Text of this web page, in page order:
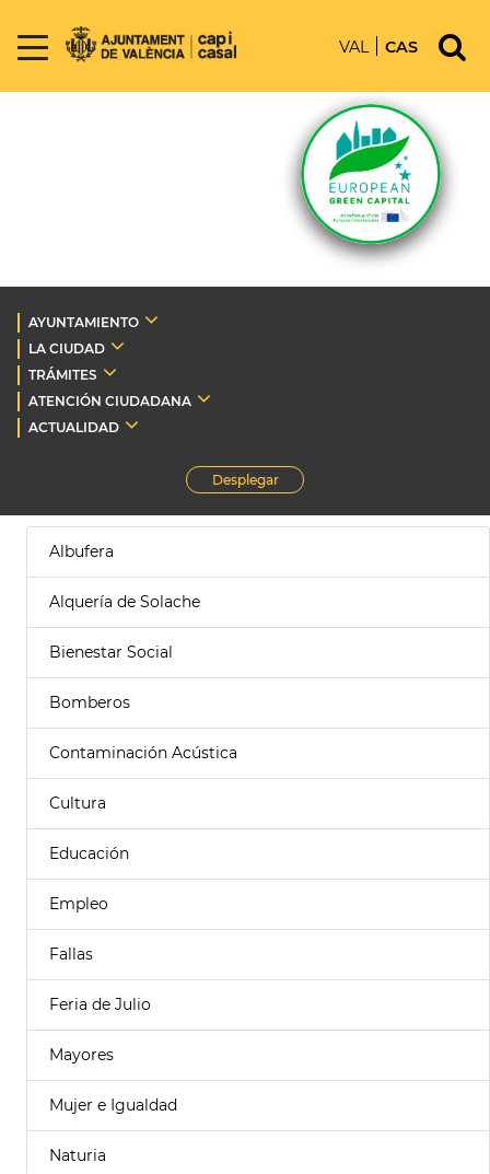
VAL CAS
AYUNTAMIENTO
LA CIUDAD
TRÁMITES
ATENCIÓN CIUDADANA
ACTUALIDAD
Desplegar
Albufera
Alquería de Solache
Bienestar Social
Bomberos
Contaminación Acústica
Cultura
Educación
Empleo
Fallas
Feria de Julio
Mayores
Mujer e Igualdad
Naturia